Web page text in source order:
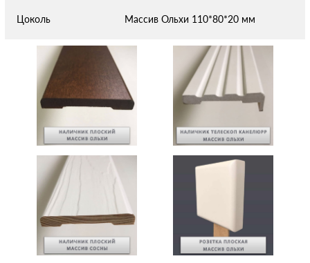
Цоколь Массив Ольхи 110*80*20 мм